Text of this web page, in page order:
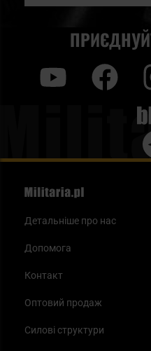
Детальніше про нас
Допомога
Контакт
Оптовий продаж
Силові структури